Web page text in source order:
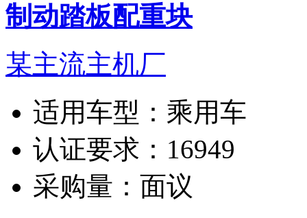
制动踏板配重块
某主流主机厂
适用车型： 乘用车
认证要求： 16949
采购量： 面议